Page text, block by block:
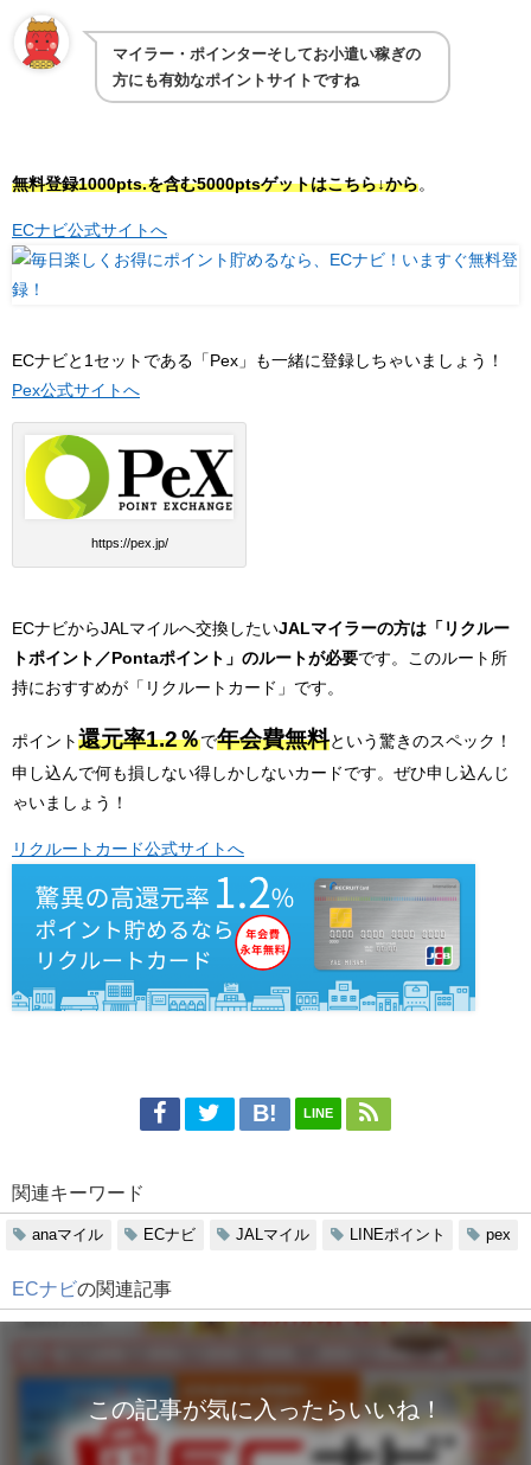
マイラー・ポインターそしてお小遣い稼ぎの
方にも有効なポイントサイトですね
無料登録1000pts.を含む5000ptsゲットはこちら↓から
ECナビ公式サイトへ
ECナビと1セットである「Pex」も一緒に登録しちゃいましょう！
Pex公式サイトへ
https://pex.jp/
ECナビからJALマイルへ交換したいJALマイラーの方は「リクルー
トポイント／Pontaポイント」のルートが必要です。このルート所
持におすすめが「リクルートカード」です。
ポイント 還元率1.2％で年会費無料という驚きのスペック！
申し込んで何も損しない得しかしないカードです。ぜひ申し込んじ
ゃいましょう！
リクルートカード公式サイトへ
LINE
関連キーワード
anaマイル ECナビ JALマイル LINEポイント pex
ECナビの関連記事
この記事が気に入ったらいいね！